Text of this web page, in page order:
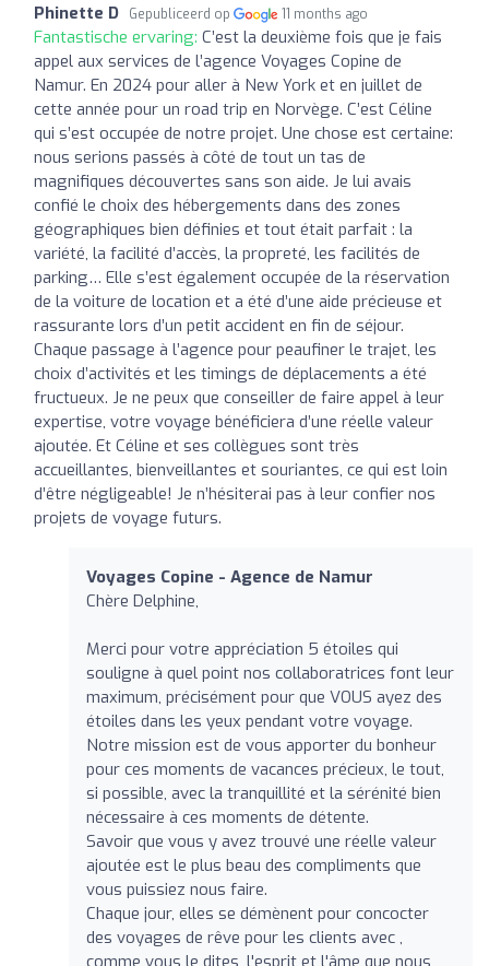
Phinette D Gepubliceerd op 11 months ago
Fantastische ervaring: C’est la deuxième fois que je fais
appel aux services de l’agence Voyages Copine de
Namur. En 2024 pour aller à New York et en juillet de
cette année pour un road trip en Norvège. C’est Céline
qui s’est occupée de notre projet. Une chose est certaine:
nous serions passés à côté de tout un tas de
magnifiques découvertes sans son aide. Je lui avais
confié le choix des hébergements dans des zones
géographiques bien définies et tout était parfait : la
variété, la facilité d’accès, la propreté, les facilités de
parking… Elle s’est également occupée de la réservation
de la voiture de location et a été d’une aide précieuse et
rassurante lors d’un petit accident en fin de séjour.
Chaque passage à l’agence pour peaufiner le trajet, les
choix d’activités et les timings de déplacements a été
fructueux. Je ne peux que conseiller de faire appel à leur
expertise, votre voyage bénéficiera d’une réelle valeur
ajoutée. Et Céline et ses collègues sont très
accueillantes, bienveillantes et souriantes, ce qui est loin
d’être négligeable! Je n’hésiterai pas à leur confier nos
projets de voyage futurs.
Voyages Copine - Agence de Namur
Chère Delphine,
Merci pour votre appréciation 5 étoiles qui
souligne à quel point nos collaboratrices font leur
maximum, précisément pour que VOUS ayez des
étoiles dans les yeux pendant votre voyage.
Notre mission est de vous apporter du bonheur
pour ces moments de vacances précieux, le tout,
si possible, avec la tranquillité et la sérénité bien
nécessaire à ces moments de détente.
Savoir que vous y avez trouvé une réelle valeur
ajoutée est le plus beau des compliments que
vous puissiez nous faire.
Chaque jour, elles se démènent pour concocter
des voyages de rêve pour les clients avec ,
comme vous le dites, l'esprit et l'âme que nous